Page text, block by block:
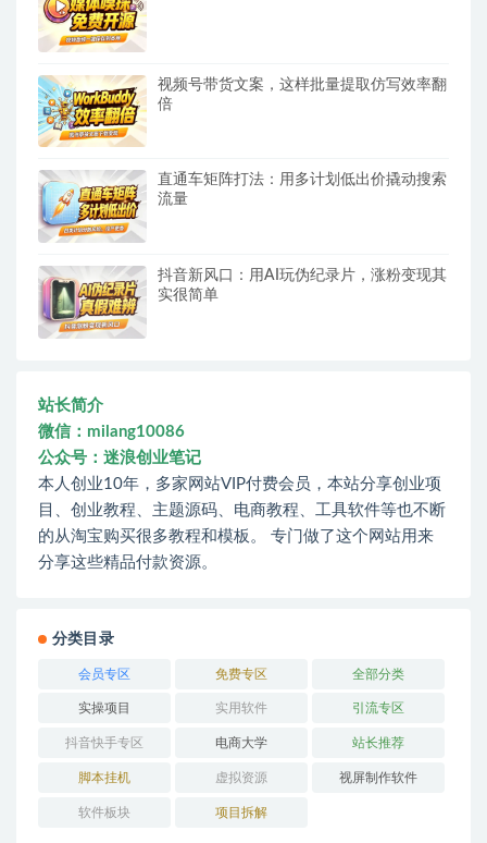
视频号带货文案，这样批量提取仿写效率翻
倍
直通车矩阵打法：用多计划低出价撬动搜索
流量
抖音新风口：用AI玩伪纪录片，涨粉变现其
实很简单
站长简介
微信：milang10086
公众号：迷浪创业笔记
本人创业10年，多家网站VIP付费会员，本站分享创业项
目、创业教程、主题源码、电商教程、工具软件等也不断
的从淘宝购买很多教程和模板。 专门做了这个网站用来
分享这些精品付款资源。
分类目录
会员专区 免费专区 全部分类
实操项目 实用软件 引流专区
抖音快手专区 电商大学 站长推荐
脚本挂机 虚拟资源 视屏制作软件
软件板块 项目拆解